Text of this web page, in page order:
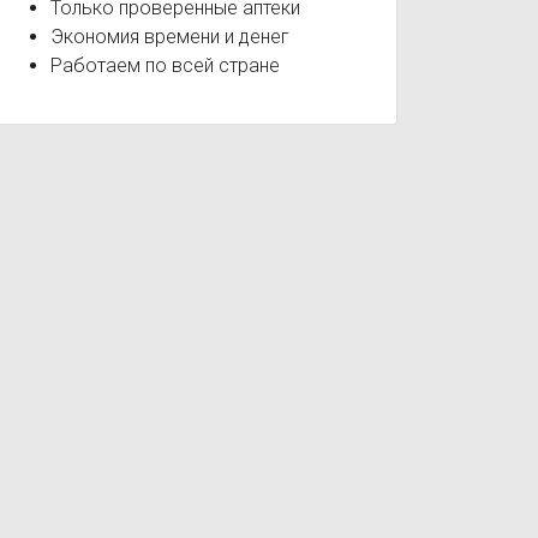
Только проверенные аптеки
Экономия времени и денег
Работаем по всей стране